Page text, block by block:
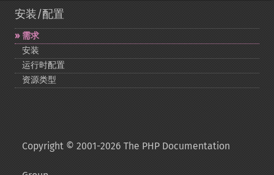
安装/配置
需求
安装
运行时配置
资源类型
Copyright © 2001-2026 The PHP Documentation